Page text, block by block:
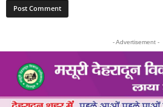
- Advertisement -